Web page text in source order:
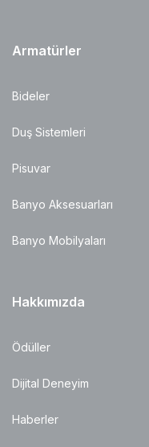
Armatürler
Bideler
Duş Sistemleri
Pisuvar
Banyo Aksesuarları
Banyo Mobilyaları
Hakkımızda
Ödüller
Dijital Deneyim
Haberler